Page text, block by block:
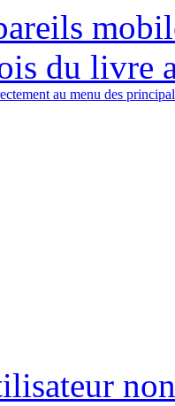
du livre
au menu des